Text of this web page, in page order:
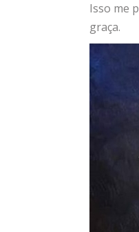
Isso me
graça.